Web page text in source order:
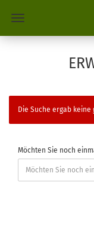
Die Suche ergab
Möchten Sie noch